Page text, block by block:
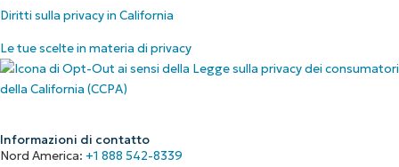
Diritti sulla privacy in California
Le tue scelte in materia di privacy
Informazioni di contatto
Nord America: +1 888 542-8339